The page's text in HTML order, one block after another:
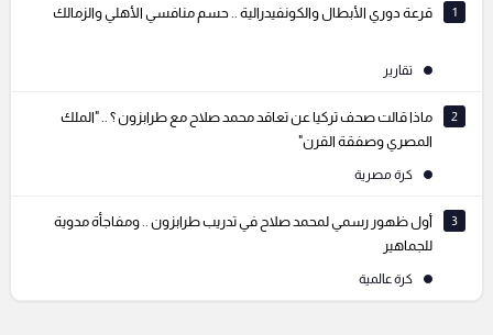
1 قرعة دوري الأبطال والكونفيدرالية .. حسم منافسي الأهلي والزمالك
تقارير
2
ماذا قالت صحف تركيا عن تعاقد محمد صلاح مع طرابزون ؟ .. "الملك
المصري وصفقة القرن"
كرة مصرية
3
أول ظهور رسمي لمحمد صلاح في تدريب طرابزون .. ومفاجأة مدوية
للجماهير
كرة عالمية